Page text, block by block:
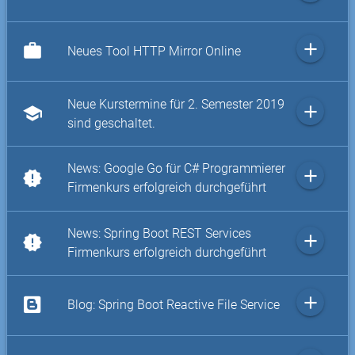
work Neues Tool HTTP Mirror Online add
school
Neue Kurstermine für 2. Semester 2019
sind geschaltet.
add
new_releases
News: Google Go für C# Programmierer
Firmenkurs erfolgreich durchgeführt
add
new_releases
News: Spring Boot REST Services
Firmenkurs erfolgreich durchgeführt
add
Blog: Spring Boot Reactive File Service add